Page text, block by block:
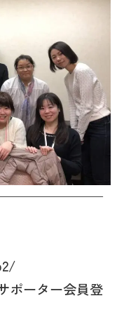
ポーター会員登